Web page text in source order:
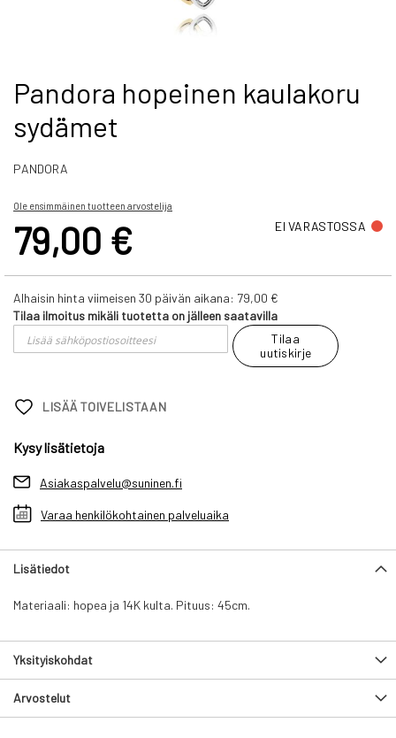
Skip
to
beginning
the
gallery
Pandora hopeinen kaulakoru
sydämet
PANDORA
Ole ensimmäinen tuotteen arvostelija
79,00 € EI VARASTOSSA
Alhaisin hinta viimeisen 30 päivän aikana: 79,00 €
Tilaa ilmoitus mikäli tuotetta on jälleen saatavilla
Tilaa
uutiskirje
LISÄÄ TOIVELISTAAN
Kysy lisätietoja
Asiakaspalvelu@suninen.fi
Varaa henkilökohtainen palveluaika
Lisätiedot
Materiaali: hopea ja 14K kulta. Pituus: 45cm.
Yksityiskohdat
Arvostelut